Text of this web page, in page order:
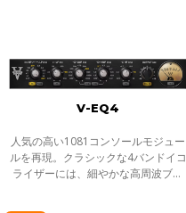
V-EQ4
人気の高い1081コンソールモジュー
ルを再現。クラシックな4バンドイコ
ライザーには、細やかな高周波ブー